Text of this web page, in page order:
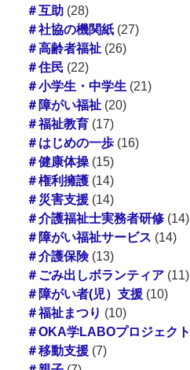
＃互助(28)
＃社協の機関紙(27)
＃高齢者福祉(26)
＃住民(22)
＃小学生・中学生 (21)
＃障がい福祉(20)
＃福祉教育(17)
＃はじめの一歩(16)
＃健康体操(15)
＃権利擁護(14)
＃災害支援(14)
＃介護福祉士実務者研修(14)
＃障がい福祉サービス (14)
＃介護保険(13)
＃ごみ出しボランティア(11)
＃障がい者(児）支援(10)
＃福祉まつり (10)
＃OKA学LABOプロジェクト
＃移動支援(7)